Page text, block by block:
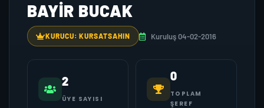
BAYIR BUCAK
KURUCU: KURSATSAHIN Kuruluş 04-02-2016
2
ÜYE SAYISI
0
TOPLAM
ŞEREF